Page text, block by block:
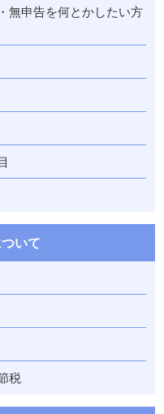
無申告を何とかしたい方
いて
税